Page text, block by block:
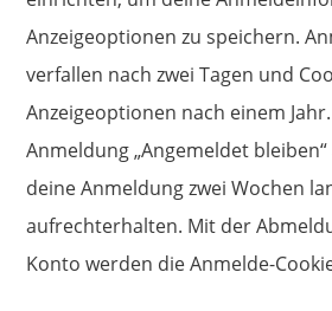
Anzeigeoptionen zu speichern.
verfallen nach zwei Tagen und
Anzeigeoptionen nach einem
Anmeldung „Angemeldet
deine Anmeldung zwei Wochen
aufrechterhalten. Mit der
Konto werden die Anmelde-